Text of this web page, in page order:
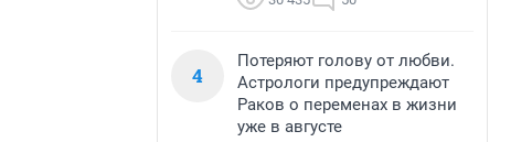
4
Потеряют голову от любви.
Астрологи предупреждают
Раков о переменах в жизни
уже в августе